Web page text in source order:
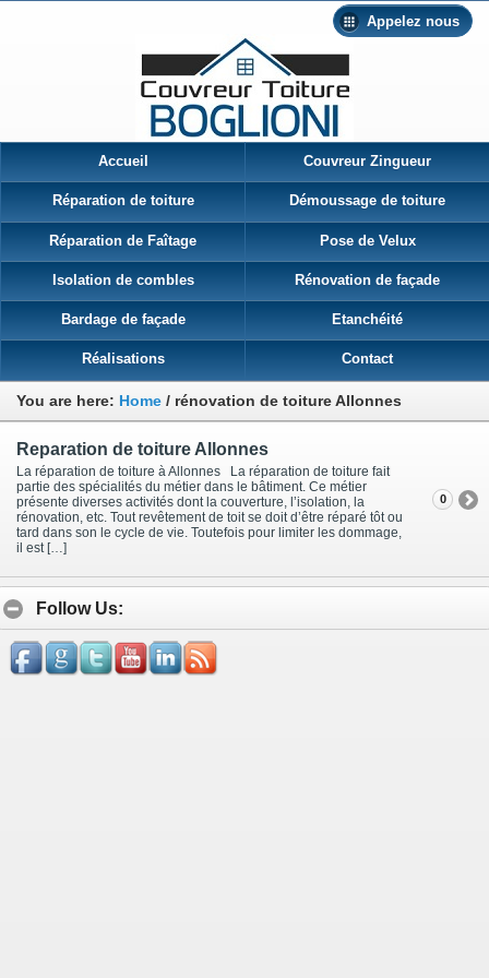
Appelez nous
Accueil Couvreur Zingueur
Réparation de toiture Démoussage de toiture
Réparation de Faîtage Pose de Velux
Isolation de combles Rénovation de façade
Bardage de façade Etanchéité
Réalisations Contact
You are here: Home / rénovation de toiture Allonnes
Reparation de toiture Allonnes
La réparation de toiture à Allonnes La réparation de toiture fait
partie des spécialités du métier dans le bâtiment. Ce métier
présente diverses activités dont la couverture, l’isolation, la
rénovation, etc. Tout revêtement de toit se doit d’être réparé tôt ou
tard dans son le cycle de vie. Toutefois pour limiter les dommage,
il est […]
0
Follow Us: